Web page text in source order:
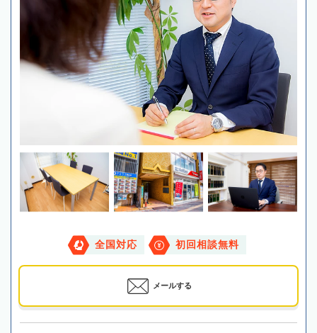
全国対応 初回相談無料
メールする